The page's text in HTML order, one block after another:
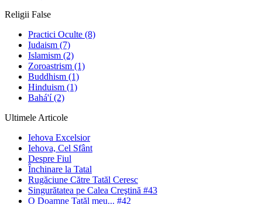
Religii False
Practici Oculte (8)
Iudaism (7)
Islamism (2)
Zoroastrism (1)
Buddhism (1)
Hinduism (1)
Bahá'í(2)
Ultimele Articole
Iehova Excelsior
Iehova, Cel Sfânt
Despre Fiul
Închinare la Tatal
Rugăciune Către Tatăl Ceresc
Singurătatea pe Calea Creştină #43
O Doamne Tatăl meu... #42